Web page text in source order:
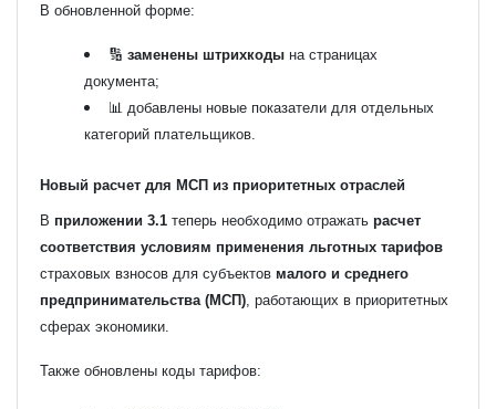
В обновленной форме:
🔢 заменены штрихкоды на страницах
документа;
📊 добавлены новые показатели для отдельных
категорий плательщиков.
Новый расчет для МСП из приоритетных отраслей
В приложении 3.1 теперь необходимо отражать расчет
соответствия условиям применения льготных тарифов
страховых взносов для субъектов малого и среднего
предпринимательства (МСП) , работающих в приоритетных
сферах экономики.
Также обновлены коды тарифов: